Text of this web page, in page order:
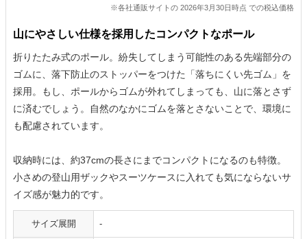
※各社通販サイトの 2026年3月30日時点 での税込価格
山にやさしい仕様を採用したコンパクトなポール
折りたたみ式のポール。紛失してしまう可能性のある先端部分の
ゴムに、落下防止のストッパーをつけた「落ちにくい先ゴム」を
採用。もし、ポールからゴムが外れてしまっても、山に落とさず
に済むでしょう。自然のなかにゴムを落とさないことで、環境に
も配慮されています。
収納時には、約37cmの長さにまでコンパクトになるのも特徴。
小さめの登山用ザックやスーツケースに入れても気にならないサ
イズ感が魅力的です。
サイズ展開 -